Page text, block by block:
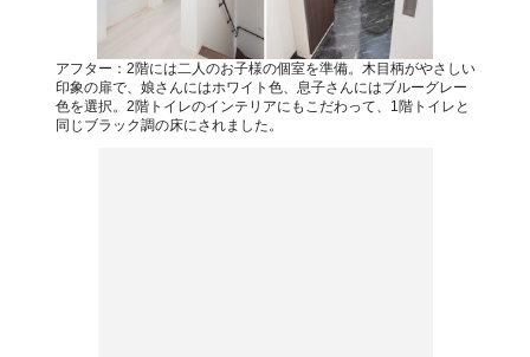
アフター：2階には二人のお子様の個室を準備。木目柄がやさしい
印象の扉で、娘さんにはホワイト色、息子さんにはブルーグレー
色を選択。2階トイレのインテリアにもこだわって、1階トイレと
同じブラック調の床にされました。